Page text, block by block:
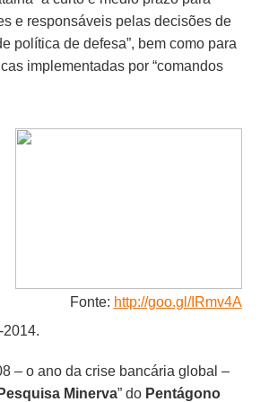
e responsáveis pelas decisões de
política de defesa”, bem como para
implementadas por “comandos
Fonte: http://goo.gl/IRmv4A
2014.
– o ano da crise bancária global –
Minerva” do Pentágono